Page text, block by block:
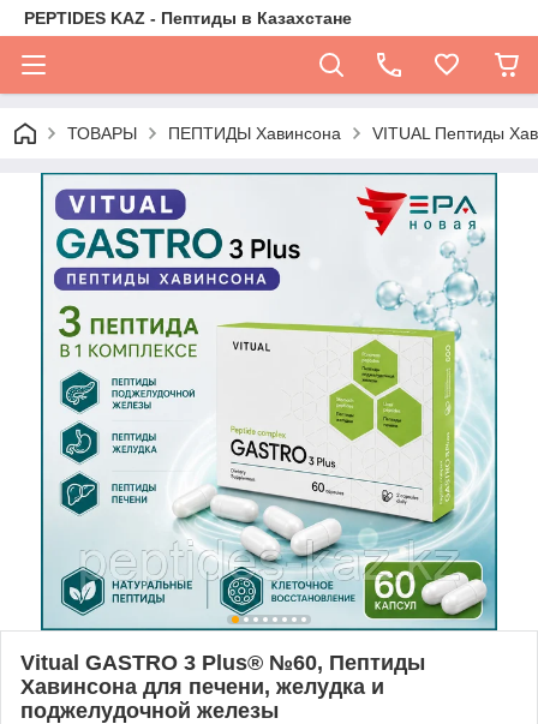
PEPTIDES KAZ - Пептиды в Казахстане
ТОВАРЫ ПЕПТИДЫ Хавинсона VITUAL Пептиды
Vitual GASTRO 3 Plus® №60, Пептиды
Хавинсона для печени, желудка и
поджелудочной железы